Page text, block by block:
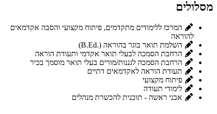
מסלולים
המרכז ללימודים מתקדמים, פיתוח מקצועי והסבה אקדמאים
להוראה
השלמת תואר בוגר בהוראה (.B.Ed)
הרחבת הסמכה לבעלי תואר אקדמי ותעודת הוראה
הרחבת הסמכה לגננות/מורים בעלי תואר מוסמך בכיר
תעודת הוראה לאקדמאים דתיים
פיתוח מקצועי
לימודי תעודה
אבני ראשה - תוכנית להכשרת מנהלים